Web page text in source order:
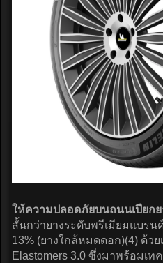
ให้ความปลอดภัยบนถนนเปียก
สั้นกว่ายางระดับพรีเมียมแบรน
13% (ยางใกล้หมดดอก)(4) ด้วย
Elastomers 3.0 ซึ่งมาพร้อมเท